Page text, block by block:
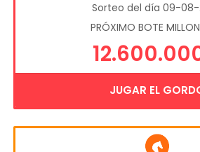
Sorteo del día 09-
PRÓXIMO BOTE
JUGAR EL